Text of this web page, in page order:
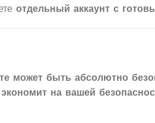
отдельный аккаунт с
может быть абсолютно
на вашей